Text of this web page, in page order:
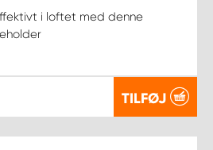
i loftet med denne
TILFØJ